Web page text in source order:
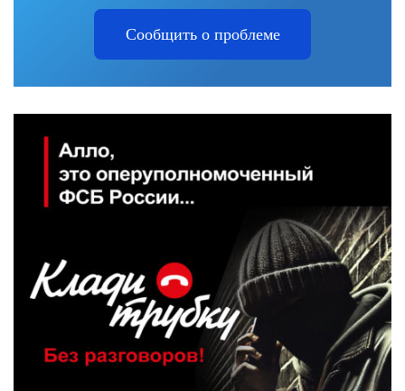
Сообщить о проблеме